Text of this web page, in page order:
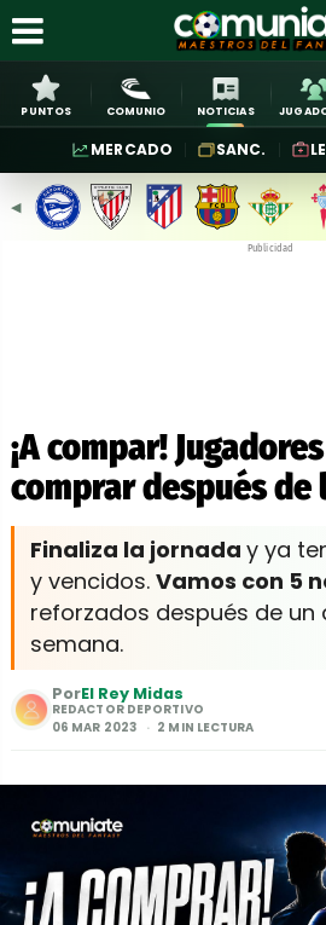
PUNTOS COMUNIO NOTICIAS
MERCADO SANC.
◀︎
Publicidad
¡A compar!
comprar después de
Finaliza la jornada y ya
y vencidos. Vamos con 5
reforzados después de un
semana.
PorEl Rey Midas
REDACTOR DEPORTIVO
06 MAR 2023
2 MIN LECTURA